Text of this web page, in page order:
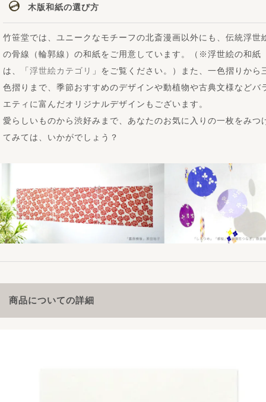
木版和紙の選び方
竹笹堂では、ユニークなモチーフの北斎漫画以外にも、伝統浮世
の骨線（輪郭線）の和紙をご用意しています。（※浮世絵の和紙
は、「 浮世絵カテゴリ 」をご覧ください。）また、一色摺りから
色摺りまで、季節おすすめのデザインや動植物や古典文様などバ
エティに富んだオリジナルデザインもございます。
愛らしいものから渋好みまで、あなたのお気に入りの一枚をみつ
てみては、いかがでしょう？
商品についての詳細